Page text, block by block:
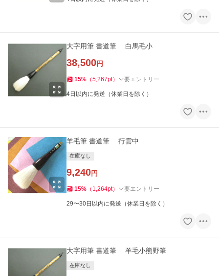
大字用筆 書道筆 白馬毛小
38,500円
15% （5,267pt） 要エントリー
4日以内に発送（休業日を除く）
羊毛筆 書道筆 行雲中
在庫なし
9,240円
15% （ 1,264pt） 要エントリー
29〜30日以内に発送（休業日を除く）
大字用筆 書道筆 羊毛小熊野筆
在庫なし